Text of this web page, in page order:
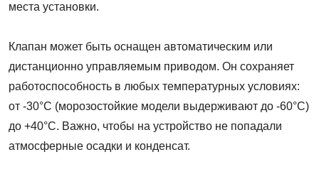
места установки.
Клапан может быть оснащен автоматическим или
дистанционно управляемым приводом. Он сохраняет
работоспособность в любых температурных условиях:
от -30°С (морозостойкие модели выдерживают до -60°С)
до +40°С. Важно, чтобы на устройство не попадали
атмосферные осадки и конденсат.